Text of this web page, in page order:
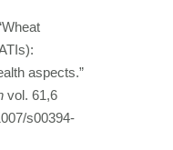
aspects.”
vol. 61,6
s00394-